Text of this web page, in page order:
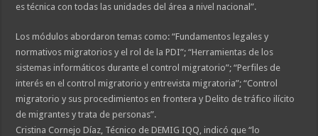
es técnica con todas las unidades del área a nivel nacional”.
Los módulos abordaron temas como: “Fundamentos legales y
normativos migratorios y el rol de la PDI”; “Herramientas de los
sistemas informáticos durante el control migratorio”; “Perfiles de
interés en el control migratorio y entrevista migratoria”; “Control
migratorio y sus procedimientos en frontera y Delito de tráfico ilícito
de migrantes y trata de personas”.
Cristina Cornejo Díaz, Técnico de DEMIG IQQ, indicó que “lo